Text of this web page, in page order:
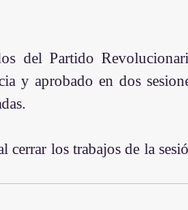
del Partido
y aprobado en dos
cerrar los trabajos de la